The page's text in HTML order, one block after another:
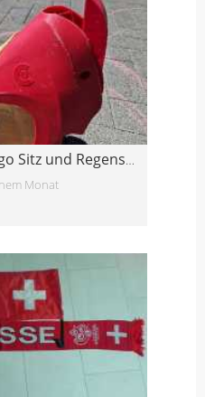
GRATIS Micro Mini2go Sitz und Regenschutz
Monat